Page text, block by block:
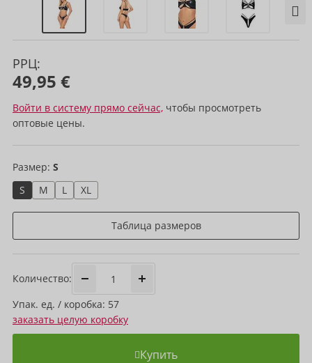
РРЦ:
49,95 €
Войти в систему прямо сейчас, чтобы просмотреть
оптовые цены.
Размер: S
S
M L XL
Таблица размеров
Количество:
Упак. ед. / коробка: 57
заказать целую коробку
Купить